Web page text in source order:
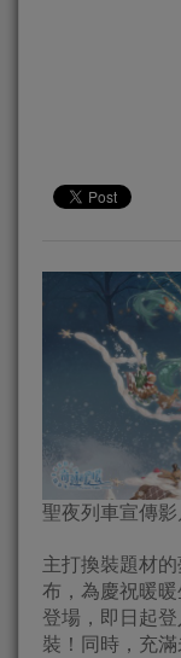
聖夜列車宣傳影
主打換裝題材
布，為慶祝暖
登場，即日起
裝！同時，充